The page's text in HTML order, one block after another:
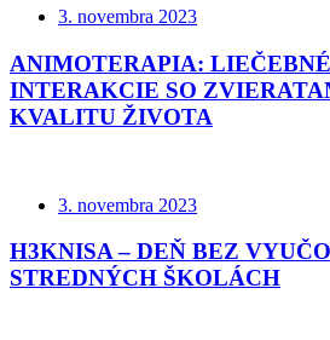
3. novembra 2023
ANIMOTERAPIA:
INTERAKCIE SO
KVALITU ŽIVOTA
3. novembra 2023
H3KNISA – DEŇ BEZ
STREDNÝCH ŠKOLÁCH